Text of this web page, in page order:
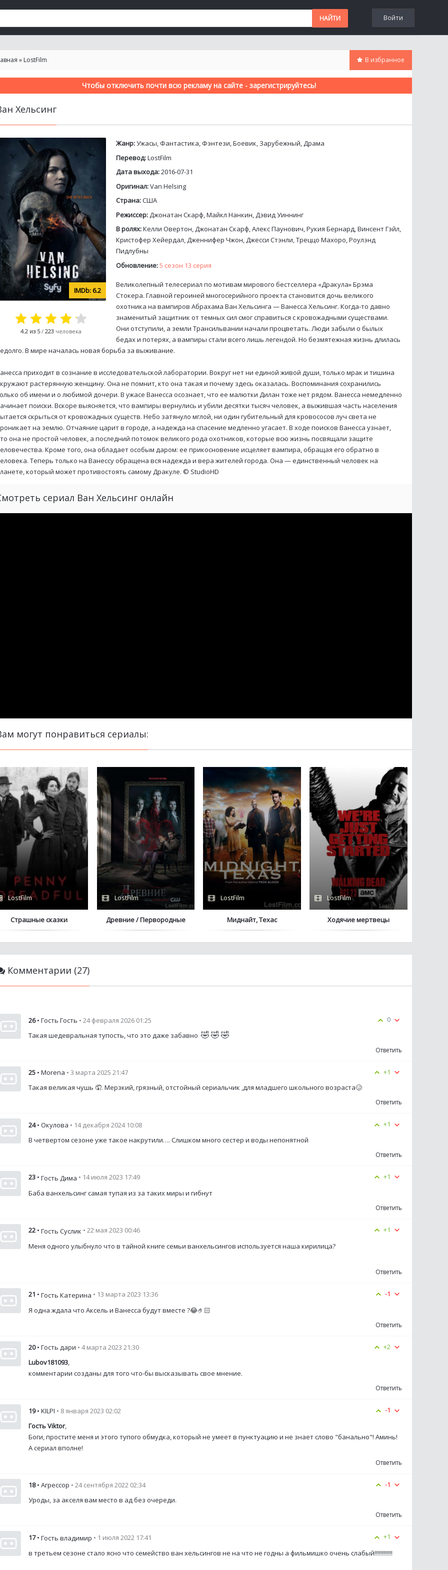
Войти
» LostFilm В избранное
Чтобы отключить почти всю рекламу на сайте - зарегистрируйтесь!
Хельсинг
6.2
4.2 из 5/ 223 человека
Жанр:Ужасы, Фантастика, Фэнтези, Боевик, Зарубежный, Драма
Перевод:LostFilm
Дата выхода:2016-07-31
Оригинал:Van Helsing
Страна:США
Режиссер: Джонатан Скарф, Майкл Нанкин, Дэвид Уиннинг
В ролях:Келли Овертон, Джонатан Скарф, Алекс Паунович, Рукия Бернард, Винсент Гэйл,
Кристофер Хейердал, Дженнифер Чжон, Джесси Стэнли, Треццо Махоро, Роулэнд
Пидлубны
Обновление:5 сезон 13 серия
Великолепный телесериал по мотивам мирового бестселлера «Дракула» Брэма
Стокера. Главной героиней многосерийного проекта становится дочь великого
охотника на вампиров Абрахама Ван Хельсинга — Ванесса Хельсинг. Когда-то давно
знаменитый защитник от темных сил смог справиться с кровожадными существами.
Они отступили, а земли Трансильвании начали процветать. Люди забыли о былых
бедах и потерях, а вампиры стали всего лишь легендой. Но безмятежная жизнь длилась
В мире началась новая борьба за выживание.
приходит в сознание в исследовательской лаборатории. Вокруг нет ни единой живой души, только мрак и тишина
растерянную женщину. Она не помнит, кто она такая и почему здесь оказалась. Воспоминания сохранились
об имени и о любимой дочери. В ужасе Ванесса осознает, что ее малютки Дилан тоже нет рядом. Ванесса немедленно
поиски. Вскоре выясняется, что вампиры вернулись и убили десятки тысяч человек, а выжившая часть населения
скрыться от кровожадных существ. Небо затянуло мглой, ни один губительный для кровососов луч света не
на землю. Отчаяние царит в городе, а надежда на спасение медленно угасает. В ходе поисков Ванесса узнает,
она не простой человек, а последний потомок великого рода охотников, которые всю жизнь посвящали защите
Кроме того, она обладает особым даром: ее прикосновение исцеляет вампира, обращая его обратно в
Теперь только на Ванессу обращена вся надежда и вера жителей города. Она — единственный человек на
который может противостоять самому Дракуле. © StudioHD
сериал Ван Хельсинг онлайн
могут понравиться сериалы:
LostFilm
Страшные сказки
LostFilm
Древние / Первородные
LostFilm
Миднайт, Техас
LostFilm
Ходячие мертвецы
Комментарии (27)
0
26 • Гость Гость • 24 февраля 2026 01:25
Такая шедевральная тупость, что это даже забавно 🤣 🤣 🤣
Ответить
+1
25 • Morena • 3 марта 2025 21:47
Такая великая чушь 🤦. Мерзкий, грязный, отстойный сериальчик ,для младшего школьного возраста🥴
Ответить
+1
24 • Окулова • 14 декабря 2024 10:08
В четвертом сезоне уже такое накрутили…. Слишком много сестер и воды непонятной
Ответить
+1
23 • Гость Дима • 14 июля 2023 17:49
Баба ванхельсинг самая тупая из за таких миры и гибнут
Ответить
+1
22 • Гость Суслик • 22 мая 2023 00:46
Меня одного улыбнуло что в тайной книге семьи ванхельсингов используется наша кирилица?
Ответить
-1
21 • Гость Катерина • 13 марта 2023 13:36
Я одна ждала что Аксель и Ванесса будут вместе ?😂🤌🏻
Ответить
+2
20 • Гость дари • 4 марта 2023 21:30
Lubov181093,
комментарии созданы для того что-бы высказывать свое мнение.
Ответить
-1
19 • KILPI • 8 января 2023 02:02
Гость Viktor,
Боги, простите меня и этого тупого обмудка, который не умеет в пунктуацию и не знает слово "банально"! Аминь!
А сериал вполне!
Ответить
-1
18 • Агрессор • 24 сентября 2022 02:34
Уроды, за акселя вам место в ад без очереди.
Ответить
+1
17 • Гость владимир • 1 июля 2022 17:41
в третьем сезоне стало ясно что семейство ван хельсингов не на что не годны а фильмишко очень слабый!!!!!!!!!!!!